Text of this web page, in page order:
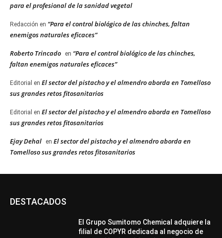
para el profesional de la sanidad vegetal
Redacción en “Para el control biológico de las chinches, faltan
enemigos naturales eficaces”
Roberto Trincado en “Para el control biológico de las chinches,
faltan enemigos naturales eficaces”
Editorial en El sector del pistacho y el almendro aborda en Tomelloso
sus grandes retos fitosanitarios
Editorial en El sector del pistacho y el almendro aborda en Tomelloso
sus grandes retos fitosanitarios
Ejay Dehal en El sector del pistacho y el almendro aborda en
Tomelloso sus grandes retos fitosanitarios
DESTACADOS
El Grupo Sumitomo Chemical adquiere la
filial de COPYR dedicada al negocio de